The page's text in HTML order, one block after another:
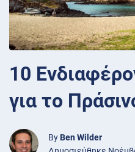
10
για το
By Ben Wilder